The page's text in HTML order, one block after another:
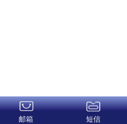
邮箱 短信